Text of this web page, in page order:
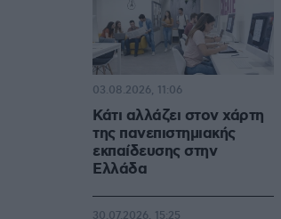
Κάτι αλλάζει στον χάρτη
της πανεπιστημιακής
εκπαίδευσης στην
Ελλάδα
03.08.2026, 11:06
30.07.2026, 15:25